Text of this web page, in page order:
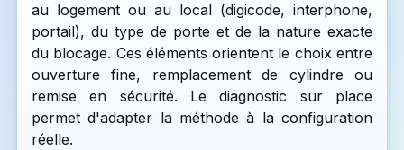
au logement ou au local (digicode, interphone,
portail), du type de porte et de la nature exacte
du blocage. Ces éléments orientent le choix entre
ouverture fine, remplacement de cylindre ou
remise en sécurité. Le diagnostic sur place
permet d'adapter la méthode à la configuration
réelle.